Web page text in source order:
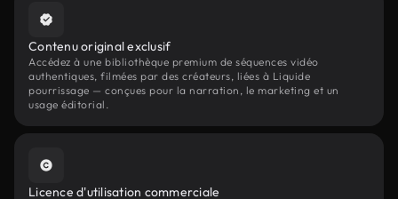
Contenu original exclusif
Accédez à une bibliothèque premium de séquences vidéo
authentiques, filmées par des créateurs, liées à Liquide
pourrissage — conçues pour la narration, le marketing et un
usage éditorial.
Licence d'utilisation commerciale